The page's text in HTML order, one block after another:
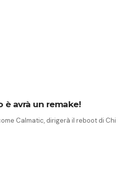
è avrà un remake!
Calmatic, dirigerà il reboot di Chi